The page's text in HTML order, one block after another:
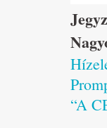
“A